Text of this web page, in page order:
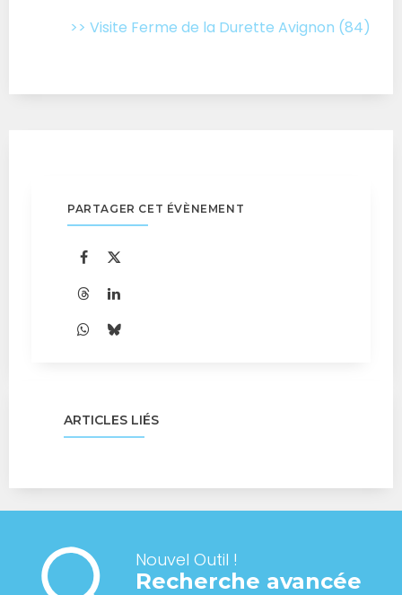
>> Visite Ferme de la Durette Avignon (84)
PARTAGER CET ÉVÈNEMENT
ARTICLES LIÉS
Nouvel Outil !
Recherche avancée